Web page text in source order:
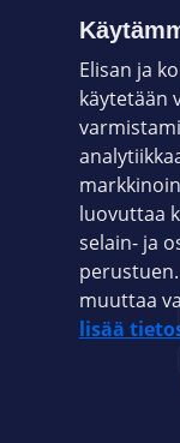
Elisan ja
käytetään
luovuttaa
selain- ja
muuttaa
lisää